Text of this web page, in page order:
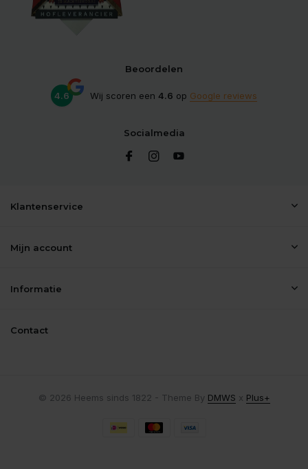
Beoordelen
4.6 Wij scoren een 4.6 op Google reviews
Socialmedia
Klantenservice
Mijn account
Informatie
Contact
© 2026 Heems sinds 1822 - Theme By DMWS x Plus+